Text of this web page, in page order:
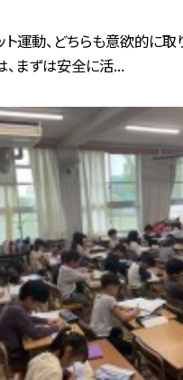
ト運動、どちらも意欲的に
、まずは安全に活...